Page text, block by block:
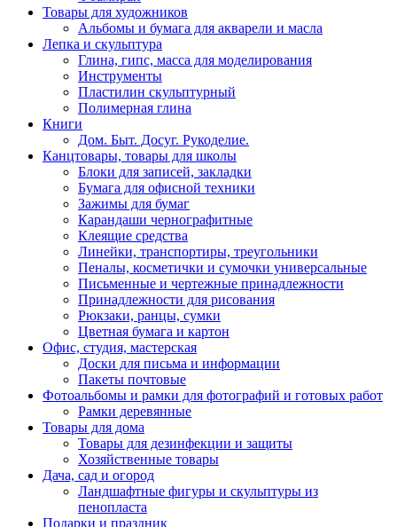
Товары для художников
Альбомы и бумага для акварели и масла
Лепка и скульптура
Глина, гипс, масса для моделирования
Инструменты
Пластилин скульптурный
Полимерная глина
Книги
Дом. Быт. Досуг. Рукоделие.
Канцтовары, товары для школы
Блоки для записей, закладки
Бумага для офисной техники
Зажимы для бумаг
Карандаши чернографитные
Клеящие средства
Линейки, транспортиры, треугольники
Пеналы, косметички и сумочки универсальные
Письменные и чертежные принадлежности
Принадлежности для рисования
Рюкзаки, ранцы, сумки
Цветная бумага и картон
Офис, студия, мастерская
Доски для письма и информации
Пакеты почтовые
Фотоальбомы и рамки для фотографий и готовых работ
Рамки деревянные
Товары для дома
Товары для дезинфекции и защиты
Хозяйственные товары
Дача, сад и огород
Ландшафтные фигуры и скульптуры из
пенопласта
Подарки и праздник